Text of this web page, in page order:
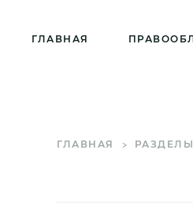
ГЛАВНАЯ
ГЛАВНАЯ РАЗДЕЛЫ